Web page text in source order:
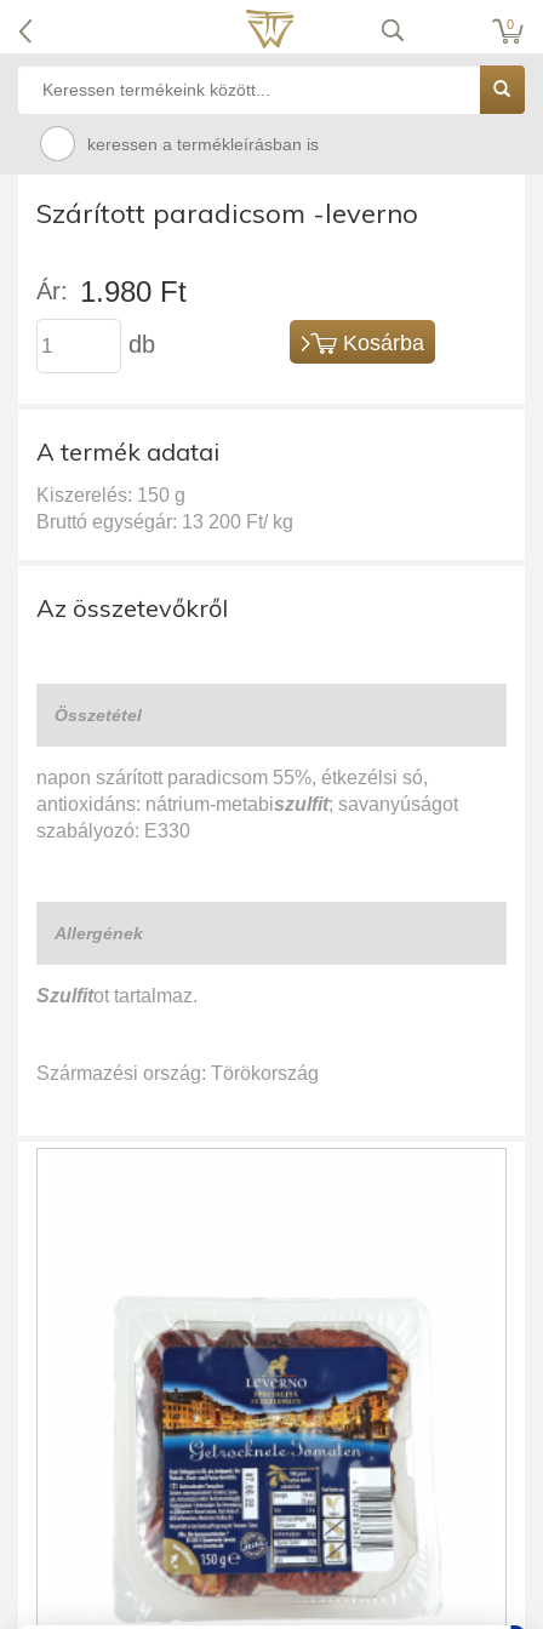
0
keressen a termékleírásban is
Szárított paradicsom -leverno
Ár: 1.980 Ft
db Kosárba
A termék adatai
Kiszerelés: 150 g
Bruttó egységár: 13 200 Ft/ kg
Az összetevőkről
Összetétel
napon szárított paradicsom 55%, étkezélsi só,
antioxidáns: nátrium-metabiszulfit; savanyúságot
szabályozó: E330
Allergének
Szulfitot tartalmaz.
Származési ország: Törökország